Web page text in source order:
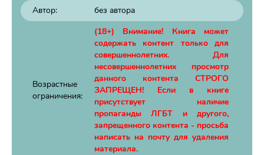
Автор:
без автора
Возрастные
ограничения:
(18+) Внимание! Книга может
содержать контент только для
совершеннолетних. Для
несовершеннолетних просмотр
данного контента СТРОГО
ЗАПРЕЩЕН! Если в книге
присутствует наличие
пропаганды ЛГБТ и другого,
запрещенного контента - просьба
написать на почту для удаления
материала.